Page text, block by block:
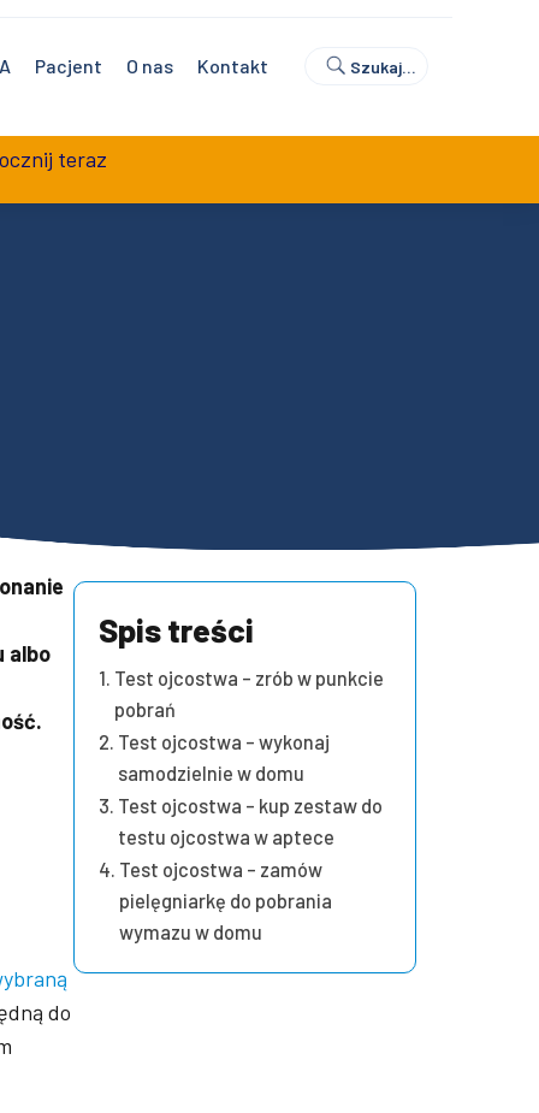
Szukaj…
Pacjent O nas Kontakt
teraz
albo
do
Spis treści
Test ojcostwa – zrób w punkcie
pobrań
Test ojcostwa – wykonaj
samodzielnie w domu
Test ojcostwa – kup zestaw do
testu ojcostwa w aptece
Test ojcostwa – zamów
pielęgniarkę do pobrania
wymazu w domu